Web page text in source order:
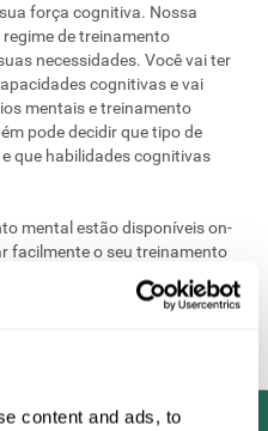
content and ads, to
força cognitiva. Nossa
de treinamento
necessidades. Você vai ter
cognitivas e vai
mentais e treinamento
pode decidir que tipo de
que habilidades cognitivas
mental estão disponíveis on-
facilmente o seu treinamento
para o cérebro são
avaliação e a formação das